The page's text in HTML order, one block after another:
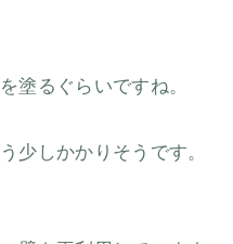
塗るぐらいですね。
少しかかりそうです。